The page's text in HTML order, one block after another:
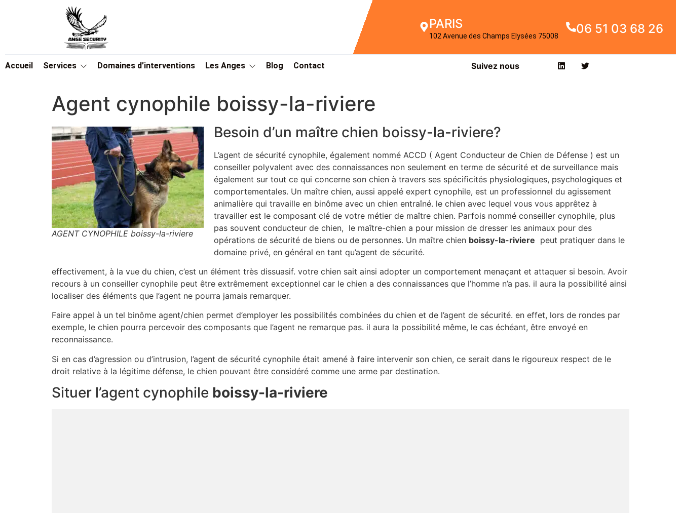
PARIS
102 Avenue des Champs Elysées 75008 06 51 03 68 26
Accueil Services Domaines d’interventions Les Anges Blog Contact Suivez nous
Agent cynophile boissy-la-riviere
AGENT CYNOPHILE boissy-la-riviere
Besoin d’un maître chien boissy-la-riviere?
L’agent de sécurité cynophile, également nommé ACCD ( Agent Conducteur de Chien de Défense ) est un
conseiller polyvalent avec des connaissances non seulement en terme de sécurité et de surveillance mais
également sur tout ce qui concerne son chien à travers ses spécificités physiologiques, psychologiques et
comportementales. Un maître chien, aussi appelé expert cynophile, est un professionnel du agissement
animalière qui travaille en binôme avec un chien entraîné. le chien avec lequel vous vous apprêtez à
travailler est le composant clé de votre métier de maître chien. Parfois nommé conseiller cynophile, plus
pas souvent conducteur de chien, le maître-chien a pour mission de dresser les animaux pour des
opérations de sécurité de biens ou de personnes. Un maître chien boissy-la-riviere peut pratiquer dans le
domaine privé, en général en tant qu’agent de sécurité.
effectivement, à la vue du chien, c’est un élément très dissuasif. votre chien sait ainsi adopter un comportement menaçant et attaquer si besoin. Avoir
recours à un conseiller cynophile peut être extrêmement exceptionnel car le chien a des connaissances que l’homme n’a pas. il aura la possibilité ainsi
localiser des éléments que l’agent ne pourra jamais remarquer.
Faire appel à un tel binôme agent/chien permet d’employer les possibilités combinées du chien et de l’agent de sécurité. en effet, lors de rondes par
exemple, le chien pourra percevoir des composants que l’agent ne remarque pas. il aura la possibilité même, le cas échéant, être envoyé en
reconnaissance.
Si en cas d’agression ou d’intrusion, l’agent de sécurité cynophile était amené à faire intervenir son chien, ce serait dans le rigoureux respect de le
droit relative à la légitime défense, le chien pouvant être considéré comme une arme par destination.
Situer l’agent cynophile boissy-la-riviere